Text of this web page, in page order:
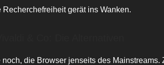
Recherchefreiheit gerät ins Wanken.
noch, die Browser jenseits des